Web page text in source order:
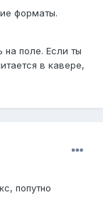
форматы.
на поле. Если ты
в кавере,
попутно